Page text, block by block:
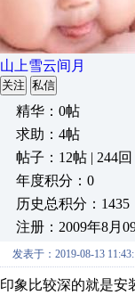
山上雪云间月
关注 私信
精华：0帖
求助：4帖
帖子：12帖 | 244回
年度积分：0
历史总积分：1435
注册：2009年8月
发表于：2019-08-13
印象比较深的就是安